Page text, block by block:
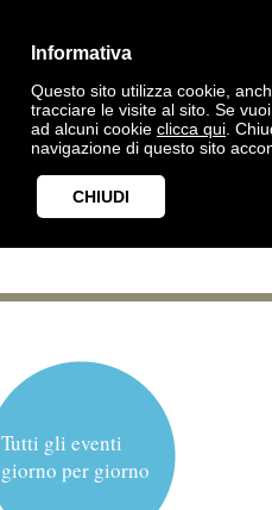
Informativa
Questo sito utilizza cookie,
tracciare le visite al sito. Se
ad alcuni cookie clicca qui .
navigazione di questo sito
CHIUDI
Tutti gli eventi
giorno per giorno